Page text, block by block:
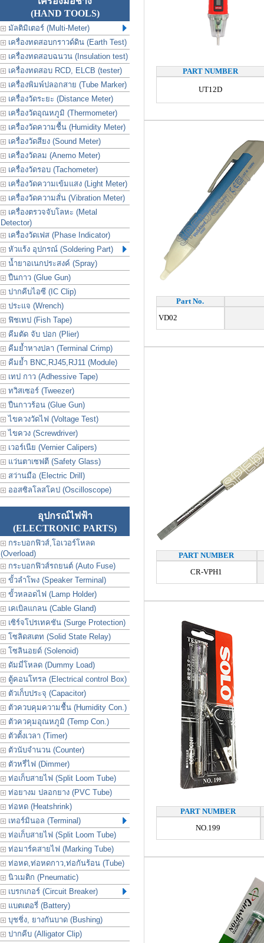
(HAND TOOLS)
มัลติมิเตอร์ (Multi-Meter)
เครื่องทดสอบกราวด์ดิน (Earth Test)
เครื่องทดสอบฉนวน (Insulation test)
เครื่องทดสอบ RCD, ELCB (tester)
เครื่องพิมพ์ปลอกสาย (Tube Marker)
เครื่องวัดระยะ (Distance Meter)
เครื่องวัดอุณหภูมิ (Thermometer)
เครื่องวัดความชื้น (Humidity Meter)
เครื่องวัดสียง (Sound Meter)
เครื่องวัดลม (Anemo Meter)
เครื่องวัดรอบ (Tachometer)
เครื่องวัดความเข้มแสง (Light Meter)
เครื่องวัดความสั่น (Vibration Meter)
เครื่องตรวจจับโลหะ (Metal
Detector)
เครื่องวัดเฟส (Phase Indicator)
หัวแร้ง อุปกรณ์ (Soldering Part)
น้ำยาอเนกประสงค์ (Spray)
ปืนกาว (Glue Gun)
ปากคีบไอซี (IC Clip)
ประเเจ (Wrench)
ฟิชเทป (Fish Tape)
คีมตัด จับ ปอก (Plier)
คีมย้ำหางปลา (Terminal Crimp)
คีมย้ำ BNC,RJ45,RJ11 (Module)
เทป กาว (Adhessive Tape)
ทวิสเซอร์ (Tweezer)
ปืนกาวร้อน (Glue Gun)
ไขควงวัดไฟ (Voltage Test)
ไขควง (Screwdriver)
เวอร์เนีย (Vernier Calipers)
แว่นตาเซฟตี (Safety Glass)
สว่านมือ (Electric Drill)
ออสซิลโลสโคป (Oscilloscope)
อุปกรณ์ไฟฟ้า
(ELECTRONIC PARTS)
กระบอกฟิวส์,โอเวอร์โหลด
(Overload)
กระบอกฟิวส์รถยนต์ (Auto Fuse)
ขั้วลำโพง (Speaker Terminal)
ขั้วหลอดไฟ (Lamp Holder)
เคเบิลแกลน (Cable Gland)
เซิร์จโปรเทคชัน (Surge Protection)
โซลิดสเตท (Solid State Relay)
โซลินอยด์ (Solenoid)
ดัมมี่โหลด (Dummy Load)
ตู้คอนโทรล (Electrical control Box)
ตัวเก็บประจุ (Capacitor)
ตัวควบคุมความชื้น (Humidity Con.)
ตัวควคุมอุณหภูมิ (Temp Con.)
ตัวตั้งเวลา (Timer)
ตัวนับจำนวน (Counter)
ตัวหรี่ไฟ (Dimmer)
ท่อเก็บสายไฟ (Split Loom Tube)
ท่อยางม ปลอกยาง (PVC Tube)
ท่อหด (Heatshrink)
เทอร์มินอล (Terminal)
ท่อเก็บสายไฟ (Split Loom Tube)
ท่อมาร์คสายไฟ (Marking Tube)
ท่อหด,ท่อหดกาว,ท่อกันร้อน (Tube)
นิวเมติก (Pneumatic)
เบรกเกอร์ (Circuit Breaker)
แบตเตอรี่ (Battery)
บุชชิ่ง, ยางกันบาด (Bushing)
ปากคีบ (Alligator Clip)
PART NUMBER
UT12D
Part No.
VD02
PART NUMBER
CR-VPH1
PART NUMBER
NO.199